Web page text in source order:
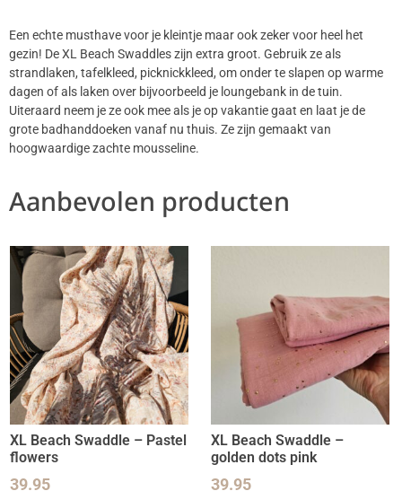
Een echte musthave voor je kleintje maar ook zeker voor heel het
gezin! De XL Beach Swaddles zijn extra groot. Gebruik ze als
strandlaken, tafelkleed, picknickkleed, om onder te slapen op warme
dagen of als laken over bijvoorbeeld je loungebank in de tuin.
Uiteraard neem je ze ook mee als je op vakantie gaat en laat je de
grote badhanddoeken vanaf nu thuis. Ze zijn gemaakt van
hoogwaardige zachte mousseline.
Aanbevolen producten
XL Beach Swaddle – Pastel
flowers
39.95
XL Beach Swaddle –
golden dots pink
39.95